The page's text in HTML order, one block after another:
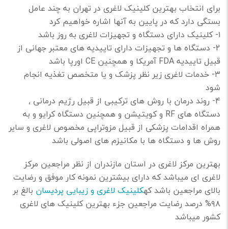
برای انتخاب بهترین کلینیک لاغری در تهران به چند عامل
بستگی دارد که در پایین به آنها اشاره خواهیم کرد
۱- کلینیک دارای دستگاه و تجهیزات لاغری به روز باشد
2- دستگاه ها و تجهیزات دارای تاییدیه های معتبر جهانی از
قبیل تاییدیه FDA آمریکا و همچنین CE اورپا باشد
۳- خدمات لاغری زیر نظر پزشک و یا متخصص تغذیه انجام
شود
4- روند درمان با روش های ترکیبی از قبیل رژیم درمانی ,
دستگاه های RF و کویتیشن و همچنین دستگاه کرایو و به
همراه اقدامات پزشکی از قبیل مزوتراپی مخصوص لاغری و سایر
روش ها و دستگاه ها با مکانیزم های اصولی باشد
بهترین مرکز لاغری در استان مازندران از نظر مراجعین مرکز
لاغری ای میباشد که دارای بیشترین نمونه کار موفق و رضایت
بالای مراجعین باشد کهکلینیک لاغری و زیبایی پردیسان بالغ بر
۹۸% درصد رضایت مراجعین جزء بهترین کلینیک های لاغری
کشور میباشد